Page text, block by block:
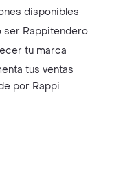
disponibles
ser Rappitendero
tu marca
tus ventas
por Rappi